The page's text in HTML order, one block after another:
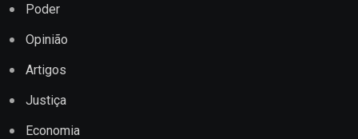
Poder
Opinião
Artigos
Justiça
Economia